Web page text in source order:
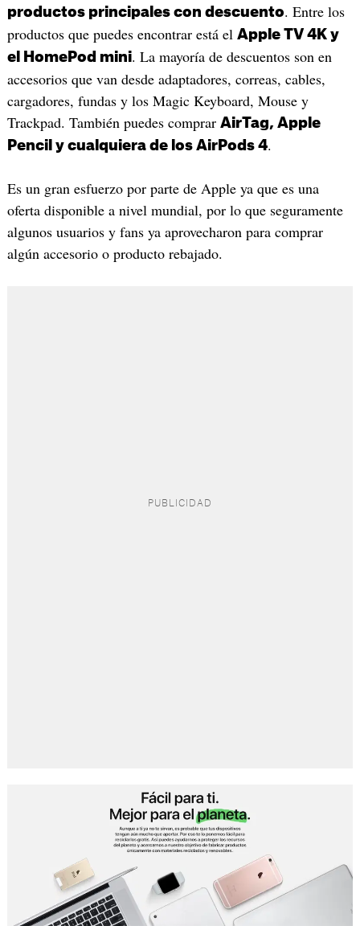
productos principales con descuento. Entre los
productos que puedes encontrar está el Apple TV 4K y
el HomePod mini. La mayoría de descuentos son en
accesorios que van desde adaptadores, correas, cables,
cargadores, fundas y los Magic Keyboard, Mouse y
Trackpad. También puedes comprar AirTag, Apple
Pencil y cualquiera de los AirPods 4.
Es un gran esfuerzo por parte de Apple ya que es una
oferta disponible a nivel mundial, por lo que seguramente
algunos usuarios y fans ya aprovecharon para comprar
algún accesorio o producto rebajado.